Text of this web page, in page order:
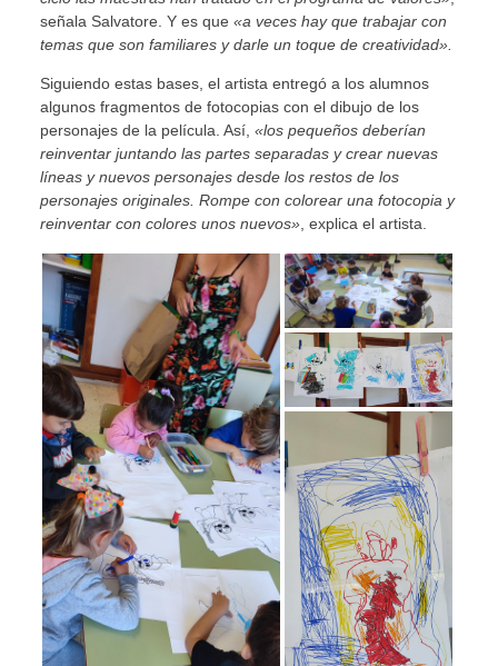
señala Salvatore. Y es que «a veces hay que trabajar con
temas que son familiares y darle un toque de creatividad».
Siguiendo estas bases, el artista entregó a los alumnos
algunos fragmentos de fotocopias con el dibujo de los
personajes de la película. Así, «los pequeños deberían
reinventar juntando las partes separadas y crear nuevas
líneas y nuevos personajes desde los restos de los
personajes originales. Rompe con colorear una fotocopia y
reinventar con colores unos nuevos», explica el artista.